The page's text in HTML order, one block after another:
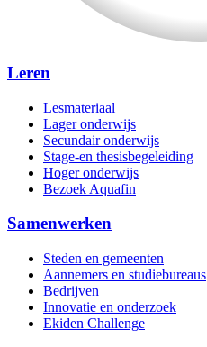
Leren
Lesmateriaal
Lager onderwijs
Secundair onderwijs
Stage-en thesisbegeleiding
Hoger onderwijs
Bezoek Aquafin
Samenwerken
Steden en gemeenten
Aannemers en studiebureaus
Bedrijven
Innovatie en onderzoek
Ekiden Challenge